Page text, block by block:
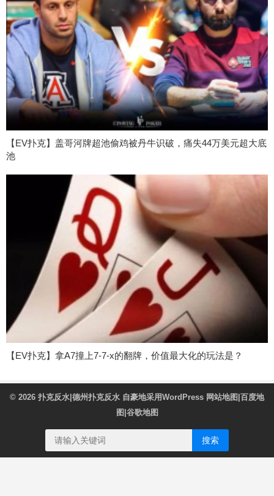
【EV扑克】盖哥河牌超池偷鸡被丹牛识破，痛失44万美元超大底
池
【EV扑克】拿A7撞上7-7-x的翻牌，价值最大化的玩法是？
© 2026 扑克反水|德州扑克反水 自豪地采用WordPress 网站地图 百度地
图 谷歌地图
搜索